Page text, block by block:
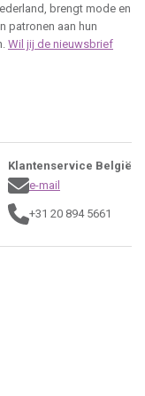
brengt mode en
patronen aan hun
Wil jij de nieuwsbrief
Klantenservice België
e-mail
+31 20 894 5661